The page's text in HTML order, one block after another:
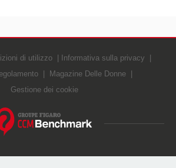
di utilizzo
Informativa sulla privacy
Magazine Delle Donne
Gestione dei cookie